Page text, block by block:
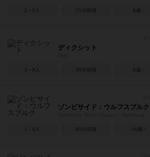
2～5人 25分前後 8歳～
ディクシット
3～8人 30分前後 6歳～
ゾンビサイド：ウルフスブルク
1～6人 60分前後 14歳～